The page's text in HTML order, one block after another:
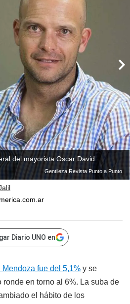
del mayorista Oscar David.
Gentileza Revista Punto a Punto
Diario UNO en
fue del 5,1% y se
ronde en torno al 6%. La suba de
el hábito de los